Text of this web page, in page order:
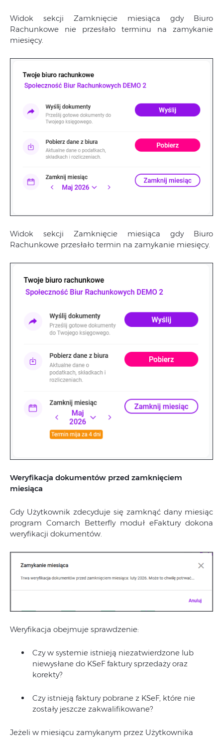
Widok sekcji Zamknięcie miesiąca gdy Biuro
Rachunkowe nie przesłało terminu na zamykanie
miesięcy.
Widok sekcji Zamknięcie miesiąca gdy Biuro
Rachunkowe przesłało termin na zamykanie miesięcy.
Weryfikacja dokumentów przed zamknięciem
miesiąca
Gdy Użytkownik zdecyduje się zamknąć dany miesiąc
program Comarch Betterfly moduł eFaktury dokona
weryfikacji dokumentów.
Weryfikacja obejmuje sprawdzenie:
Czy w systemie istnieją niezatwierdzone lub
niewysłane do KSeF faktury sprzedaży oraz
korekty?
Czy istnieją faktury pobrane z KSeF, które nie
zostały jeszcze zakwalifikowane?
Jeżeli w miesiącu zamykanym przez Użytkownika